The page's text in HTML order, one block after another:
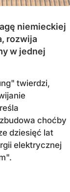
niemieckiej
rozwija
w jednej
twierdzi,
choćby
dziesięć lat
elektrycznej